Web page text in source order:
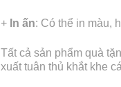
+ In ấn: Có thể in màu,
Tất cả sản phẩm quà
xuất tuân thủ khắt khe